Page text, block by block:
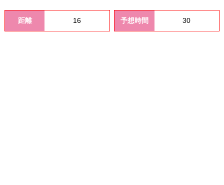
距離 16 予想時間 30